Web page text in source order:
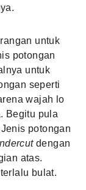
untuk
potongan
untuk
seperti
wajah lo
Begitu pula
potongan
dengan
atas.
bulat.